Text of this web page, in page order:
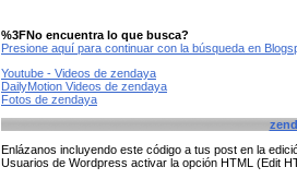
%3FNo encuentra lo que busca?
Presione aquí para continuar con la búsqueda en
Youtube - Videos de zendaya
DailyMotion Videos de zendaya
Fotos de zendaya
Enlázanos incluyendo este código a tus post en la
Usuarios de Wordpress activar la opción HTML (Edit